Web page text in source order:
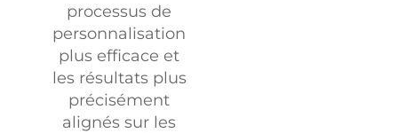
processus de
personnalisation
plus efficace et
les résultats plus
précisément
alignés sur les